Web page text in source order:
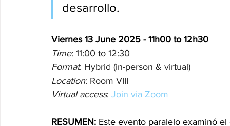
desarrollo.
Viernes 13 June 2025 - 11h00 to 12h30
Time: 11:00 to 12:30
Format: Hybrid (in-person & virtual)
Location: Room VIII
Virtual access: Join via Zoom
RESUMEN: Este evento paralelo examinó